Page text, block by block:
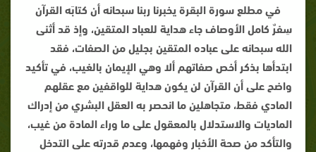
في مطلع سورة البقرة يخبرنا ربنا سبحانه أن كتابَه القرآن
سِفرٌ كامل الأوصاف جاء هداية للعباد المتقين، وإذ قد أثنى
الله سبحانه على عباده المتقين بجليل من الصفات، فقد
ابتدأها بذكر أخص صفاتهم ألا وهي الإيمان بالغيب، في تأكيد
واضح على أن القرآن لن يكون هداية للواقفين مع عقلهم
المادي فقط، متجاهلين ما انحصر به العقل البشري من إدراك
الماديات والاستدلال بالمعقول على ما وراء المادة من غيب،
والتأكد من صحة الأخبار وفهمها، وعدم قدرته على التدخل